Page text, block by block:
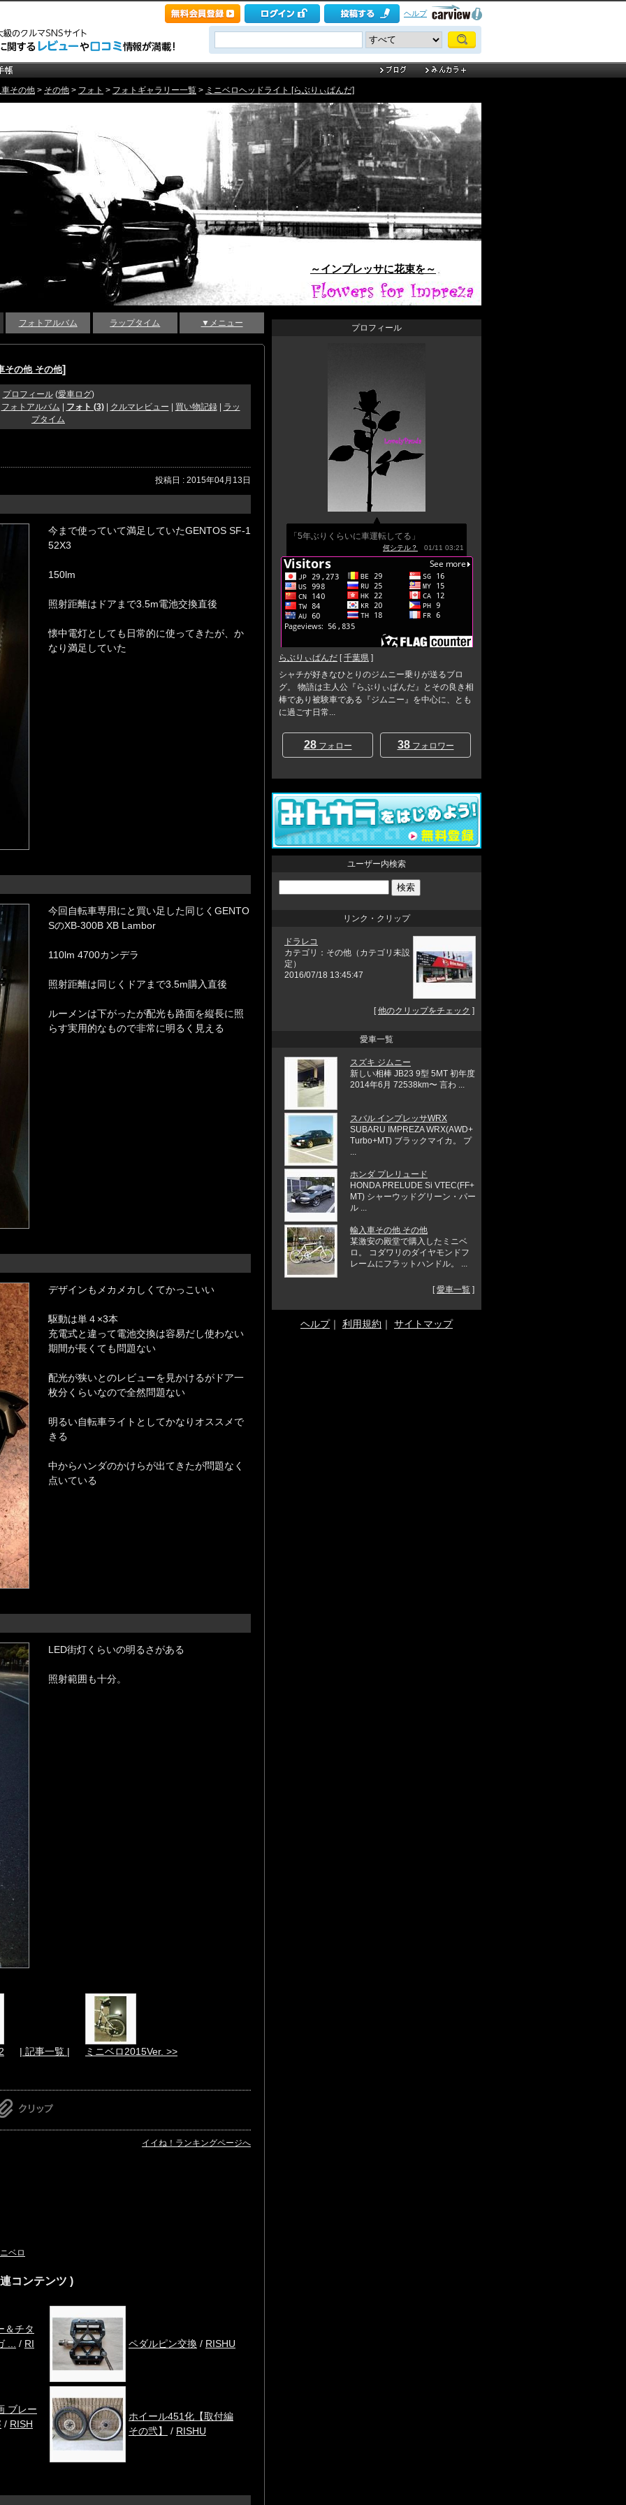
ヘルプ
その他 > その他 > フォト > フォトギャラリー一覧 > ミニベロヘッドライト [らぶりぃぱんだ]
～インプレッサに花束を～
フォトアルバム ラップタイム ▼メニュー
その他 その他]
プロフィール(愛車ログ)
フォトアルバム フォト (3)| クルマレビュー 買い物記録|
ラッ
プタイム
投稿日 : 2015年04月13日
今まで使っていて満足していたGENTOS SF-1
52X3
150lm
照射距離はドアまで3.5m電池交換直後
懐中電灯としても日常的に使ってきたが、か
なり満足していた
今回自転車専用にと買い足した同じくGENTO
SのXB-300B XB Lambor
110lm 4700カンデラ
照射距離は同じくドアまで3.5m購入直後
ルーメンは下がったが配光も路面を縦長に照
らす実用的なもので非常に明るく見える
デザインもメカメカしくてかっこいい
駆動は単４×3本
充電式と違って電池交換は容易だし使わない
期間が長くても問題ない
配光が狭いとのレビューを見かけるがドア一
枚分くらいなので全然問題ない
明るい自転車ライトとしてかなりオススメで
きる
中からハンダのかけらが出てきたが問題なく
点いている
LED街灯くらいの明るさがある
照射範囲も十分。
| 記事一覧 | ミニベロ2015Ver. >>
イイね！ランキングページへ
ベロ
コンテンツ )
＆チタ
... / RI ペダルピン交換 / RISHU
ブレー
/ RISH
ホイール451化【取付編
その弐】
/ RISHU
プロフィール
「5年ぶりくらいに車運転してる」
何シテル？ 01/11 03:21
らぶりぃぱんだ [千葉県 ]
シャチが好きなひとりのジムニー乗りが送るブロ
グ。 物語は主人公『らぶりぃぱんだ』とその良き相
棒であり被験車である『ジムニー』を中心に、とも
に過ごす日常...
28フォロー 38フォロワー
ユーザー内検索
リンク・クリップ
ドラレコ
カテゴリ：その他（カテゴリ未設
定）
2016/07/18 13:45:47
[他のクリップをチェック ]
愛車一覧
スズキ ジムニー
新しい相棒 JB23 9型 5MT 初年度
2014年6月 72538km〜 言わ ...
スバル インプレッサWRX
SUBARU IMPREZA WRX(AWD+
Turbo+MT) ブラックマイカ。 プ
...
ホンダ プレリュード
HONDA PRELUDE Si VTEC(FF+
MT) シャーウッドグリーン・パー
ル ...
輸入車その他 その他
某激安の殿堂で購入したミニベ
ロ。 コダワリのダイヤモンドフ
レームにフラットハンドル。 ...
[愛車一覧 ]
ヘルプ｜ 利用規約 ｜ サイトマップ